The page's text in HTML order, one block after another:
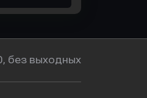
без выходных